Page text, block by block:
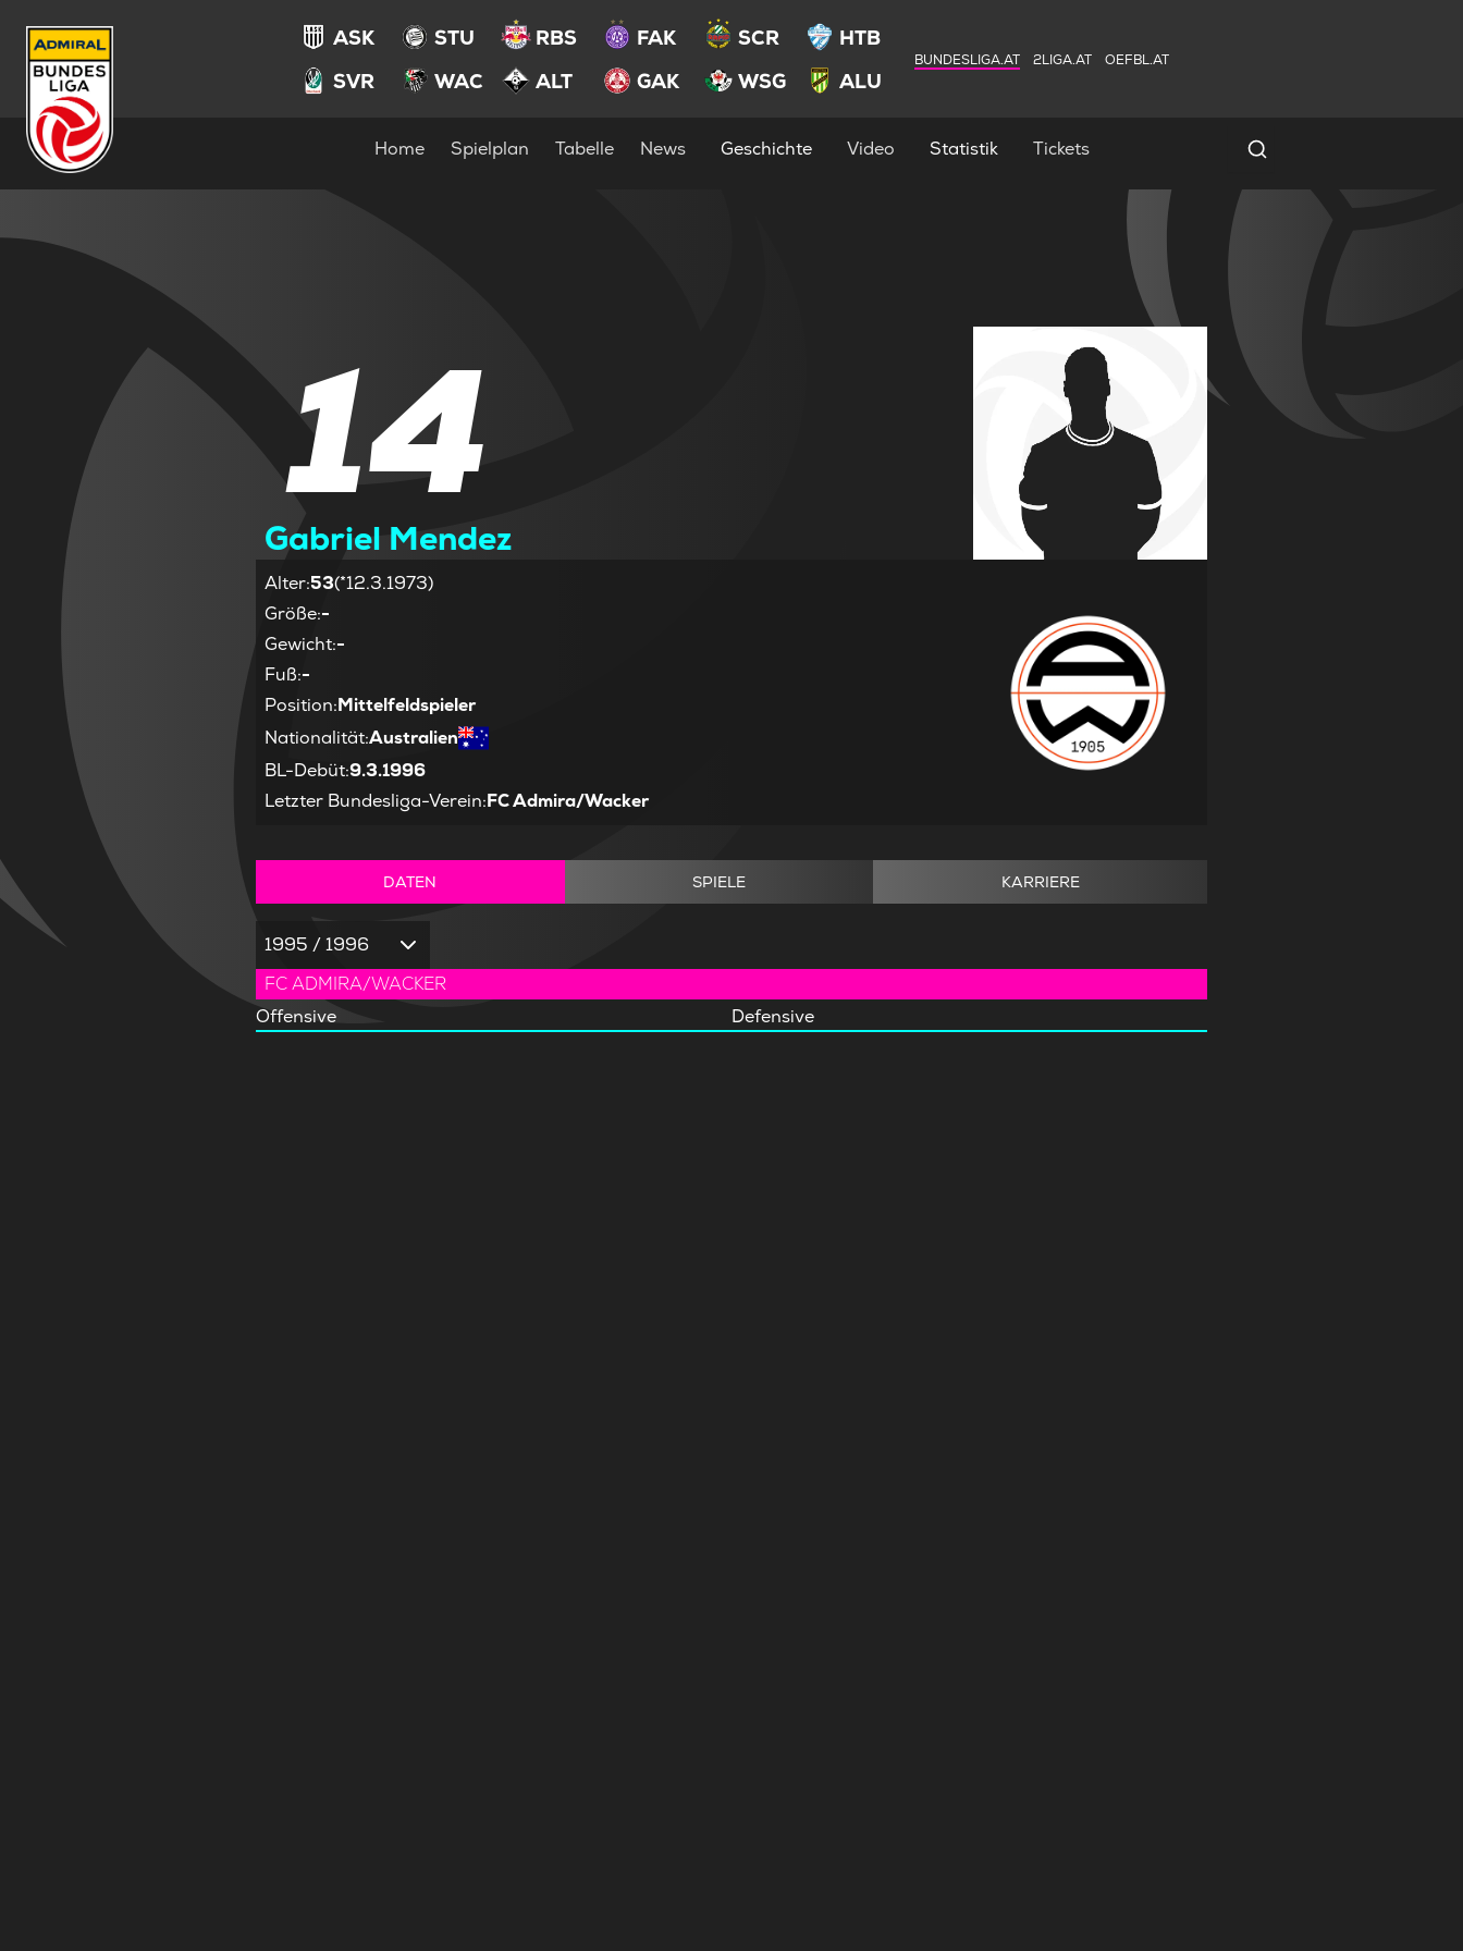
ASK STU RBS FAK SCR
HTB
SVR
WAC ALT GAK WSG ALU
BUNDESLIGA.AT 2LIGA.AT OEFBL.AT
Home Spielplan Tabelle News Geschichte Video Statistik Tickets Spielersuche
14
Gabriel Mendez
Alter:53(*12.3.1973)
Größe:-
Gewicht:-
Fuß:-
Position:Mittelfeldspieler
Nationalität:Australien
BL-Debüt:9.3.1996
Letzter Bundesliga-Verein:FC Admira/Wacker
DATEN SPIELE KARRIERE
1995 / 1996
FC ADMIRA/WACKER
Offensive
Defensive